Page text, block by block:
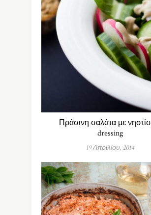
Πράσινη σαλάτα με
dressing
19 Απριλίου, 2014